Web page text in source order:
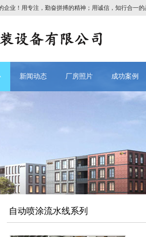
业！ 用专注，勤奋拼搏的精神；用诚信，知行合一的
新闻动态 厂房照片 成功案例
自动喷涂流水线系列